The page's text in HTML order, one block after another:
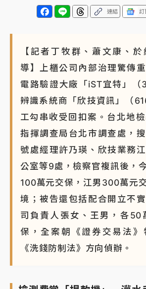
連結 訂
【記者丁牧群、蕭文康、
導】上櫃公司內部治理驚傳
電路驗證大廠「iST宜特」（
辨識系統商「欣技資訊」（
工勾串收受回扣案。台北地
指揮調查局台北市調查處，
號處經理許乃瑛、欣技業務
公室等9處，檢察官複訊後，
100萬元交保，江男300萬元
境；被告還包括配合開立不
司負責人張女、王男，各50
保，全案朝《證券交易法》
《洗錢防制法》方向偵辦。